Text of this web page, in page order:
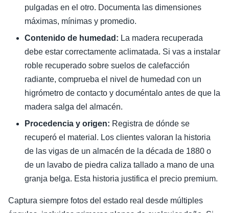
pulgadas en el otro. Documenta las dimensiones
máximas, mínimas y promedio.
Contenido de humedad: La madera recuperada
debe estar correctamente aclimatada. Si vas a instalar
roble recuperado sobre suelos de calefacción
radiante, comprueba el nivel de humedad con un
higrómetro de contacto y documéntalo antes de que la
madera salga del almacén.
Procedencia y origen: Registra de dónde se
recuperó el material. Los clientes valoran la historia
de las vigas de un almacén de la década de 1880 o
de un lavabo de piedra caliza tallado a mano de una
granja belga. Esta historia justifica el precio premium.
Captura siempre fotos del estado real desde múltiples